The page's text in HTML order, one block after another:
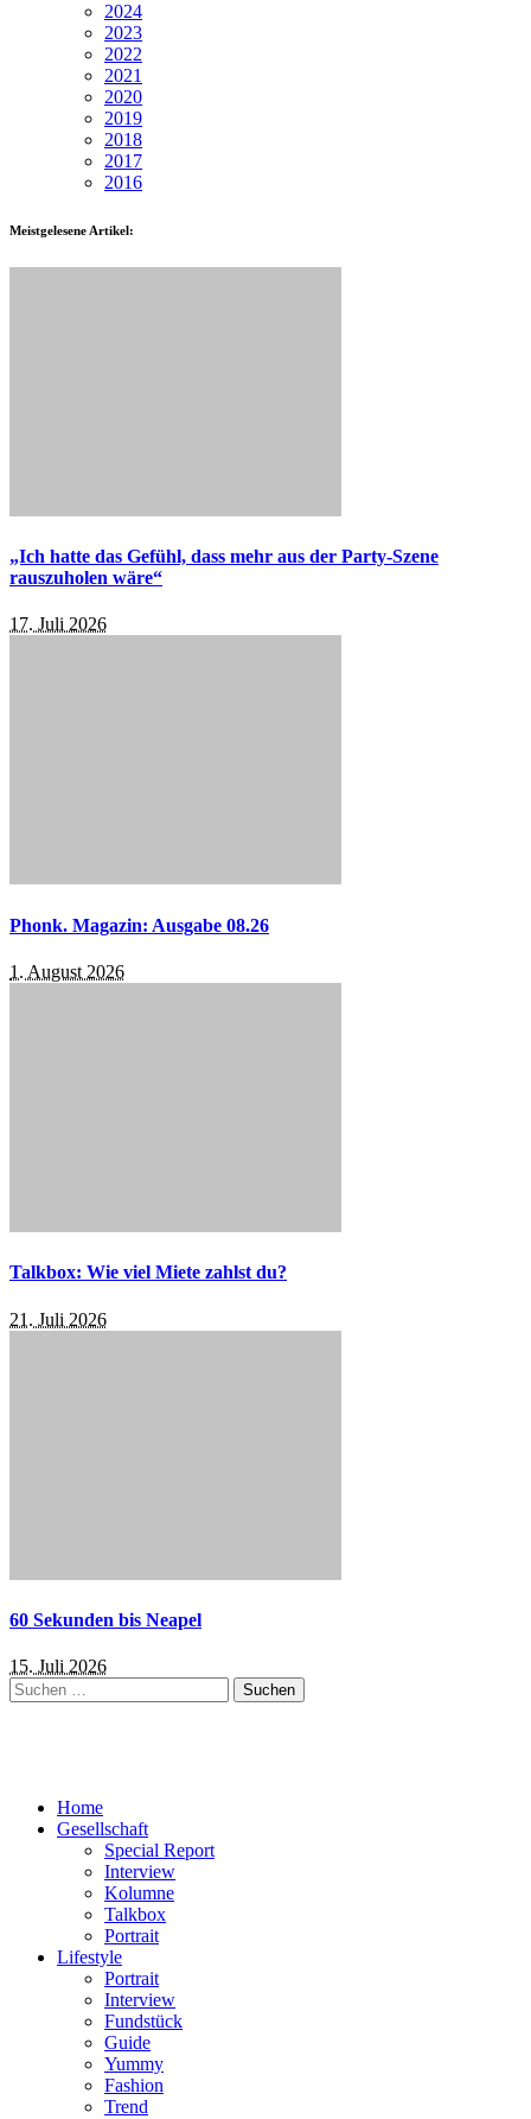
2024
2023
2022
2021
2020
2019
2018
2017
2016
Meistgelesene Artikel:
„Ich hatte das Gefühl, dass mehr aus der Party-Szene
rauszuholen wäre“
17. Juli 2026
Phonk. Magazin: Ausgabe 08.26
1. August 2026
Talkbox: Wie viel Miete zahlst du?
21. Juli 2026
60 Sekunden bis Neapel
15. Juli 2026
Suchen
nach:
Home
Gesellschaft
Special Report
Interview
Kolumne
Talkbox
Portrait
Lifestyle
Portrait
Interview
Fundstück
Guide
Yummy
Fashion
Trend